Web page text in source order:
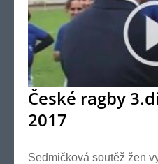
České ragby
2017
Sedmičková soutěž žen